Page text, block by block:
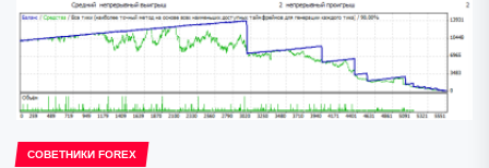
СОВЕТНИКИ FOREX